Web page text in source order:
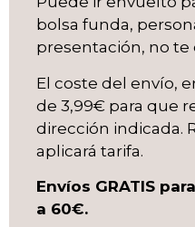
bolsa funda,
presentación, no te
El coste del envío,
de 3,99€ para que
dirección indicada.
aplicará tarifa.
Envíos GRATIS
a 60€.